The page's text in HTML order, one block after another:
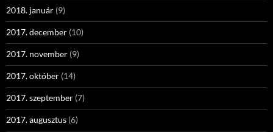
2018. január (9)
2017. december (10)
2017. november (9)
2017. október (14)
2017. szeptember (7)
2017. augusztus (6)